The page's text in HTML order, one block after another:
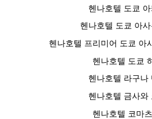
헨나호텔 도쿄
헨나호텔 도쿄 아
헨나호텔 프리미어 도쿄 아
헨나호텔 도쿄
헨나호텔 라구나
헨나호텔 금사와
헨나호텔 코마